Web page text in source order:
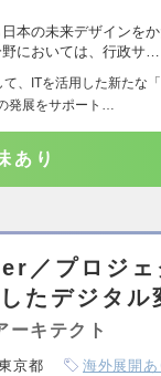
本の未来デザインを
においては、行政サ…
て、ITを活用した新たな
発展をサポート…
あり
／プロジ
たデジタル
ーキテクト
京都 海外展開あ